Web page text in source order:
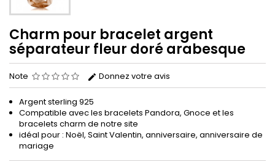
Charm pour bracelet argent
séparateur fleur doré arabesque
Note Donnez votre avis
Argent sterling 925
Compatible avec les bracelets Pandora, Gnoce et les
bracelets charm de notre site
idéal pour : Noël, Saint Valentin, anniversaire, anniversaire de
mariage